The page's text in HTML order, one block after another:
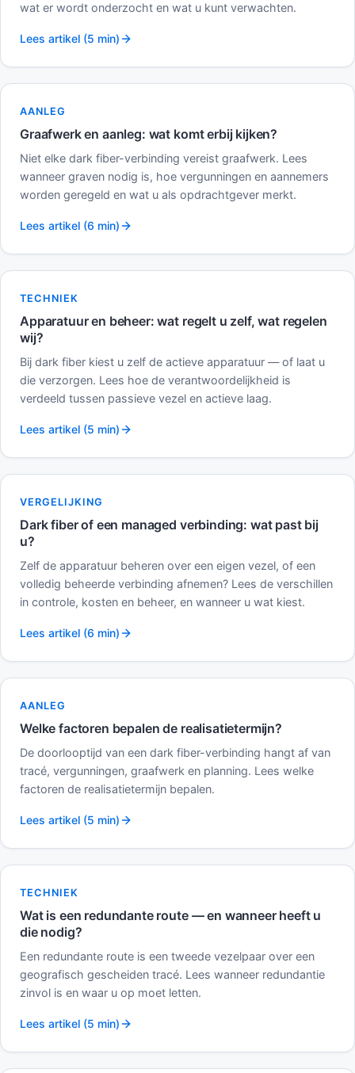
wat er wordt onderzocht en wat u kunt verwachten.
Lees artikel (5 min)
AANLEG
Graafwerk en aanleg: wat komt erbij kijken?
Niet elke dark fiber-verbinding vereist graafwerk. Lees
wanneer graven nodig is, hoe vergunningen en aannemers
worden geregeld en wat u als opdrachtgever merkt.
Lees artikel (6 min)
TECHNIEK
Apparatuur en beheer: wat regelt u zelf, wat regelen
wij?
Bij dark fiber kiest u zelf de actieve apparatuur — of laat u
die verzorgen. Lees hoe de verantwoordelijkheid is
verdeeld tussen passieve vezel en actieve laag.
Lees artikel (5 min)
VERGELIJKING
Dark fiber of een managed verbinding: wat past bij
u?
Zelf de apparatuur beheren over een eigen vezel, of een
volledig beheerde verbinding afnemen? Lees de verschillen
in controle, kosten en beheer, en wanneer u wat kiest.
Lees artikel (6 min)
AANLEG
Welke factoren bepalen de realisatietermijn?
De doorlooptijd van een dark fiber-verbinding hangt af van
tracé, vergunningen, graafwerk en planning. Lees welke
factoren de realisatietermijn bepalen.
Lees artikel (5 min)
TECHNIEK
Wat is een redundante route — en wanneer heeft u
die nodig?
Een redundante route is een tweede vezelpaar over een
geografisch gescheiden tracé. Lees wanneer redundantie
zinvol is en waar u op moet letten.
Lees artikel (5 min)